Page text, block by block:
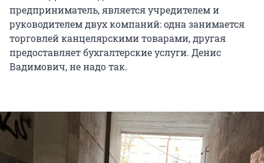
предприниматель, является учредителем и
руководителем двух компаний: одна занимается
торговлей канцелярскими товарами, другая
предоставляет бухгалтерские услуги. Денис
Вадимович, не надо так.